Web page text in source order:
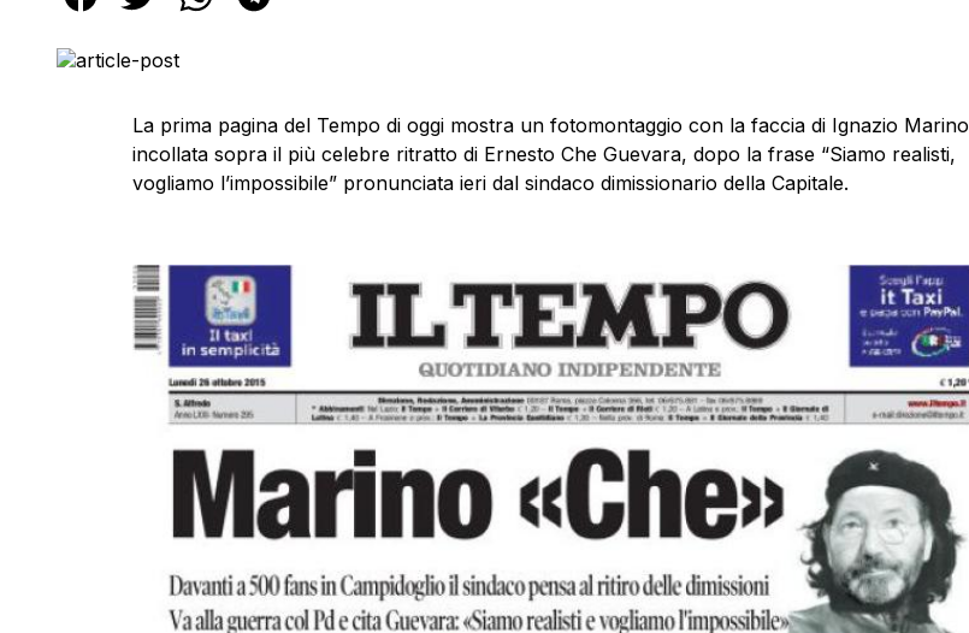
La prima pagina del Tempo di oggi mostra un fotomontaggio con la faccia di Ignazio Marino
incollata sopra il più celebre ritratto di Ernesto Che Guevara, dopo la frase “Siamo realisti,
vogliamo l’impossibile” pronunciata ieri dal sindaco dimissionario della Capitale.